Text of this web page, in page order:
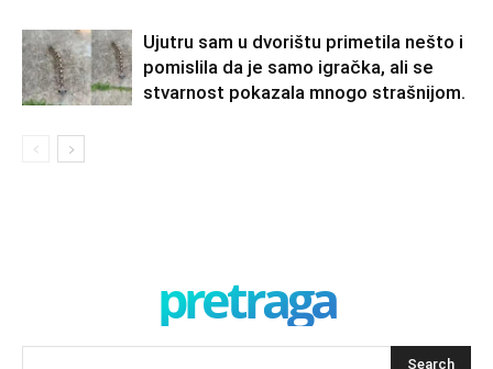
Ujutru sam u dvorištu primetila nešto i
pomislila da je samo igračka, ali se
stvarnost pokazala mnogo strašnijom.
pretraga